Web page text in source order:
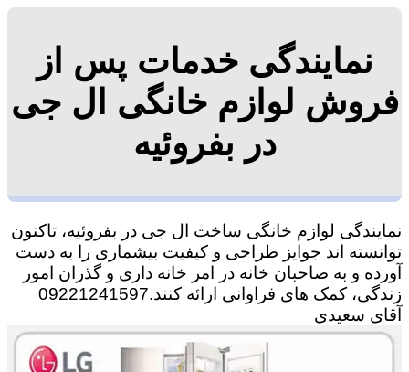
نمایندگی خدمات پس از
فروش لوازم خانگی ال جی
در بفروئیه
نمایندگی لوازم خانگی ساخت ال جی در بفروئیه، تاکنون
توانسته اند جوایز طراحی و کیفیت بیشماری را به دست
آورده و به صاحبان خانه در امر خانه داری و گذران امور
زندگی، کمک های فراوانی ارائه کنند.09221241597
آقای سعیدی